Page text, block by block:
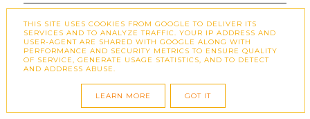
PURE BEAUTY ROSE STORIES –
UNBOXING ROMANTYCZNEGO
BOXA PEŁNEGO KOSMETYCZNYCH
NOWOŚCI
THIS SITE USES COOKIES FROM GOOGLE TO DELIVER ITS
SERVICES AND TO ANALYZE TRAFFIC. YOUR IP ADDRESS AND
USER-AGENT ARE SHARED WITH GOOGLE ALONG WITH
PERFORMANCE AND SECURITY METRICS TO ENSURE QUALITY
OF SERVICE, GENERATE USAGE STATISTICS, AND TO DETECT
AND ADDRESS ABUSE.
LEARN MORE GOT IT